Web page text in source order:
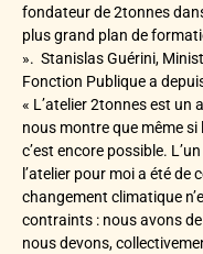
fondateur de 2tonnes
plus grand plan de
». Stanislas Guérini,
Fonction Publique a
« L’atelier 2tonnes est un
nous montre que même
c’est encore possible.
l’atelier pour moi a été de
changement climatique
contraints : nous avons
nous devons,